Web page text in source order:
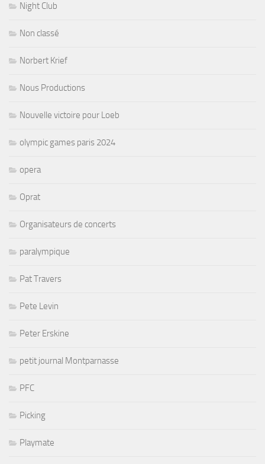
Night Club
Non classé
Norbert Krief
Nous Productions
Nouvelle victoire pour Loeb
olympic games paris 2024
opera
Oprat
Organisateurs de concerts
paralympique
Pat Travers
Pete Levin
Peter Erskine
petit journal Montparnasse
PFC
Picking
Playmate